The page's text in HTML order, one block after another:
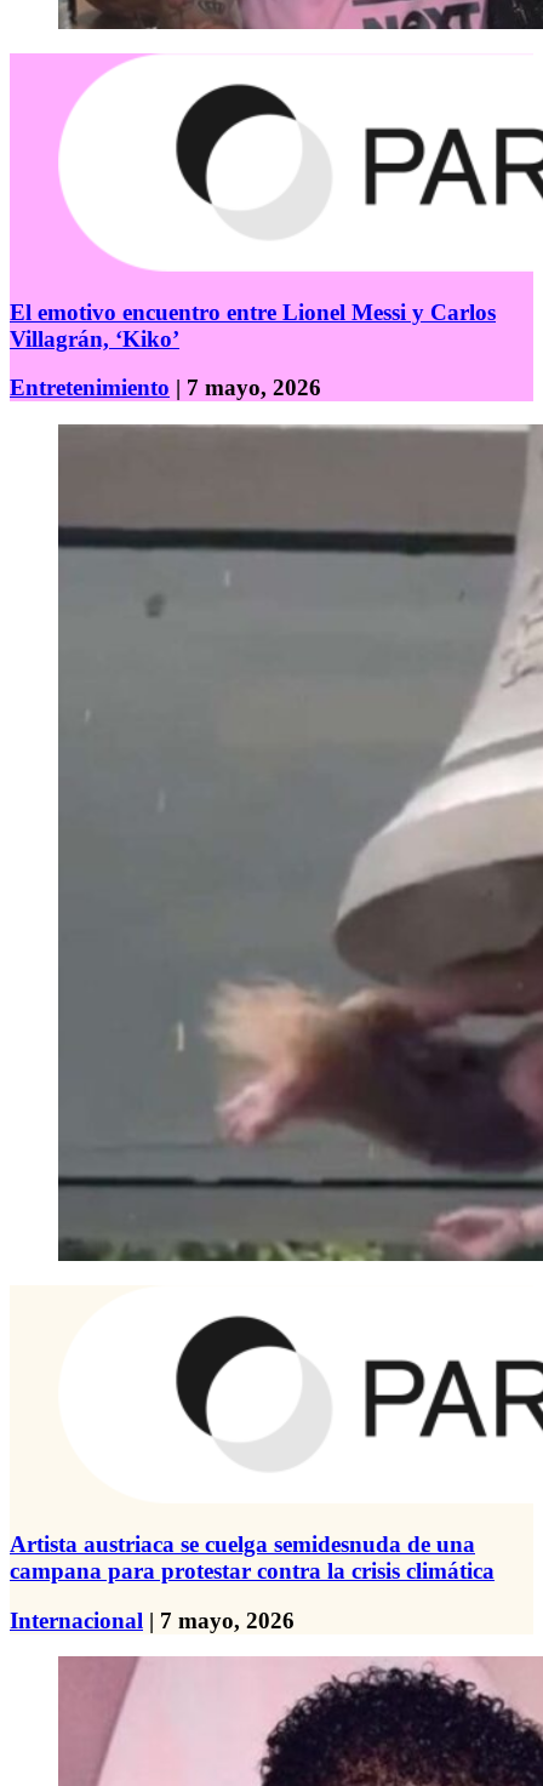
El emotivo encuentro entre Lionel Messi y Carlos
Villagrán, ‘Kiko’
Entretenimiento | 7 mayo, 2026
Artista austriaca se cuelga semidesnuda de una
campana para protestar contra la crisis climática
Internacional | 7 mayo, 2026